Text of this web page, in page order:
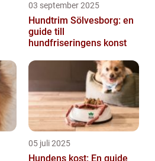
03 september 2025
Hundtrim Sölvesborg: en
guide till
hundfriseringens konst
05 juli 2025
Hundens kost: En guide